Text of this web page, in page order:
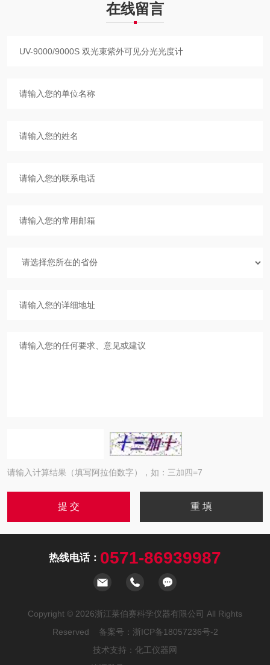
在线留言
请输入计算结果（填写阿拉伯数字），如：三加四=7
热线电话： 0571-86939987
Copyright © 2026浙江莱伯赛科学仪器有限公司 All Rights
Reserved 备案号： 浙ICP备18057236号-2
技术支持： 化工仪器网